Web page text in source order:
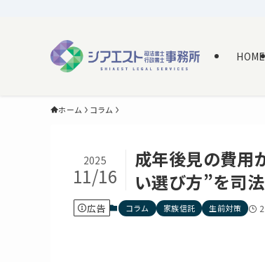
HOME
ホーム コラム
成年後見の費用
い選び方”を司
2025
11/16
広告 コラム 家族信託 生前対策